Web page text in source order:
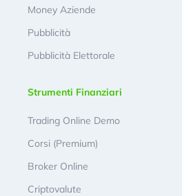
Money Aziende
Pubblicità
Pubblicità Elettorale
Strumenti Finanziari
Trading Online Demo
Corsi (Premium)
Broker Online
Criptovalute